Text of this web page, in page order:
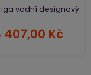
vodní designový
407,00 Kč